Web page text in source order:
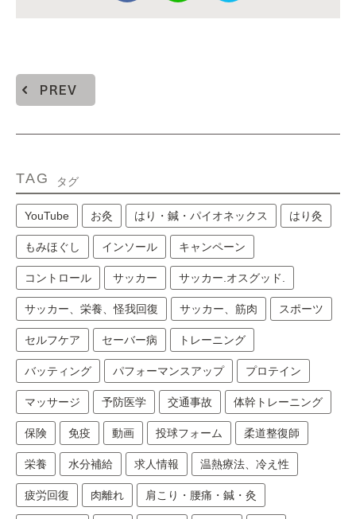
PREV
TAG タグ
YouTube お灸 はり・鍼・パイオネックス はり灸
もみほぐし インソール キャンペーン
コントロール サッカー サッカー.オスグッド.
サッカー、栄養、怪我回復 サッカー、筋肉 スポーツ
セルフケア セーバー病 トレーニング
バッティング パフォーマンスアップ プロテイン
マッサージ 予防医学 交通事故 体幹トレーニング
保険 免疫 動画 投球フォーム 柔道整復師
栄養 水分補給 求人情報 温熱療法、冷え性
疲労回復 肉離れ 肩こり・腰痛・鍼・灸